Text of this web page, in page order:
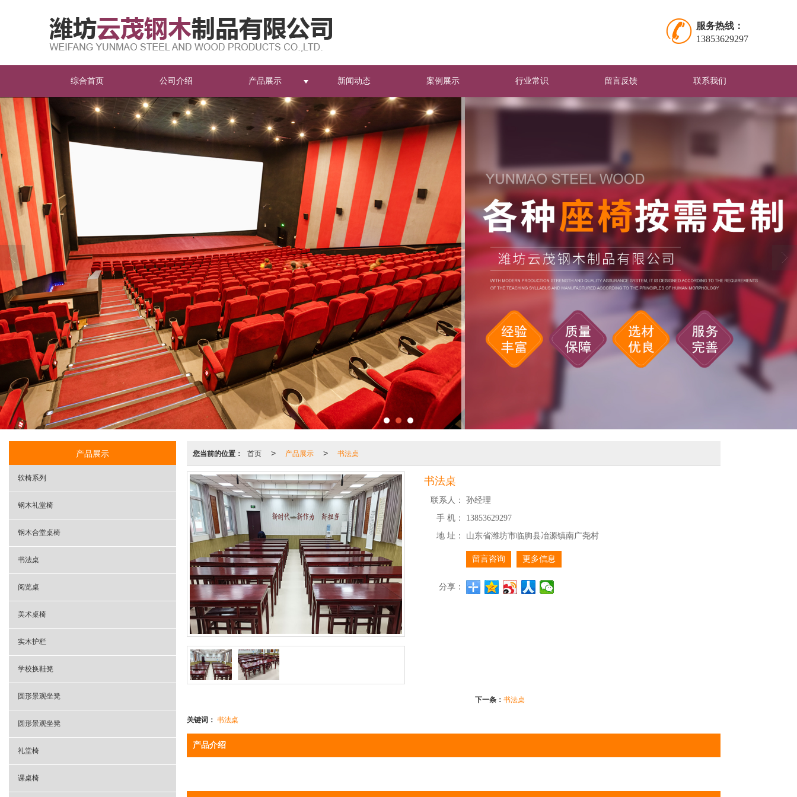
服务热线：
13853629297
综合首页 公司介绍 产品展示 新闻动态 案例展示 行业常识 留言反馈 联系我们
您当前的位置： 首页 > 产品展示 > 书法桌
书法桌
联系人：
孙经理
手 机：
13853629297
地 址：
山东省潍坊市临朐县冶源镇南广尧村
留言咨询 更多信息
分享：
下一条： 书法桌
关键词： 书法桌
产品介绍
产品展示
软椅系列
钢木礼堂椅
钢木合堂桌椅
书法桌
阅览桌
美术桌椅
实木护栏
学校换鞋凳
圆形景观坐凳
圆形景观坐凳
礼堂椅
课桌椅